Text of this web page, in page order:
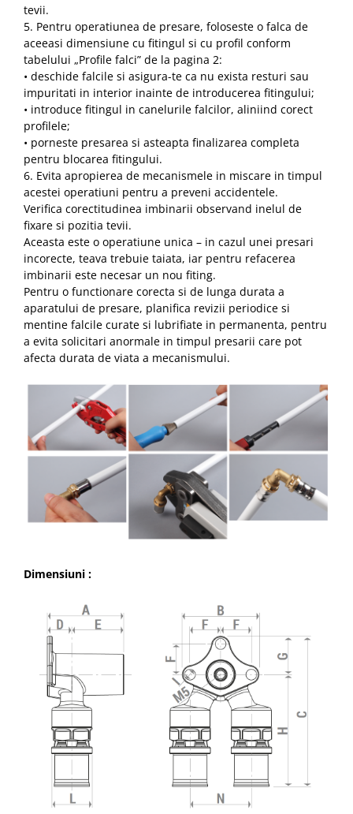
Scaune birou
Camera copilului
Mese si scaune pentru copii
Fotolii pentru copii
Depozitare jucarii
Jucarii si accesorii
Mobila copii
Depozitare si organizare
Cutii organizatoare
Garderobe
Organizatoare sertar si dulap
Rafturi depozitare
Gradina & balcon
Unelte motorizate
Motocoase si motocositori
Drujbe si fierastraie electrice
Aparate spalat cu presiune
Despicatoare si Tocatoare crengi
Motocultoare si Motoburghie
Pompe apa si accesorii
Pompe submersibile
Pompe de suprafata
tevii.
5. Pentru operatiunea de presare, foloseste o falca de
aceeasi dimensiune cu fitingul si cu profil conform
tabelului „Profile falci” de la pagina 2:
• deschide falcile si asigura-te ca nu exista resturi sau
impuritati in interior inainte de introducerea fitingului;
• introduce fitingul in canelurile falcilor, aliniind corect
profilele;
• porneste presarea si asteapta finalizarea completa
pentru blocarea fitingului.
6. Evita apropierea de mecanismele in miscare in timpul
acestei operatiuni pentru a preveni accidentele.
Verifica corectitudinea imbinarii observand inelul de
fixare si pozitia tevii.
Aceasta este o operatiune unica – in cazul unei presari
incorecte, teava trebuie taiata, iar pentru refacerea
imbinarii este necesar un nou fiting.
Pentru o functionare corecta si de lunga durata a
aparatului de presare, planifica revizii periodice si
mentine falcile curate si lubrifiate in permanenta, pentru
a evita solicitari anormale in timpul presarii care pot
afecta durata de viata a mecanismului.
Dimensiuni :